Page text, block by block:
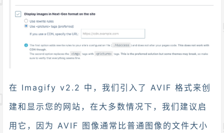
在 Imagify v2.2 中，我们引入了 AVIF 格式来创
建和显示您的网站，在大多数情况下，我们建议启
用它，因为 AVIF 图像通常比普通图像的文件大小